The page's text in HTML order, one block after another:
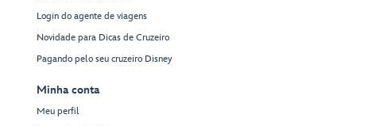
Login do agente de viagens
Novidade para Dicas de Cruzeiro
Pagando pelo seu cruzeiro Disney
Minha conta
Meu perfil